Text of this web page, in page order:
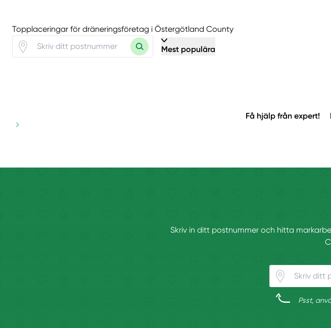
Topplaceringar för dräneringsföretag i Östergötland County
Mest populära
Få hjälp från expert!
Skriv in ditt postnummer och hitta
Psst,